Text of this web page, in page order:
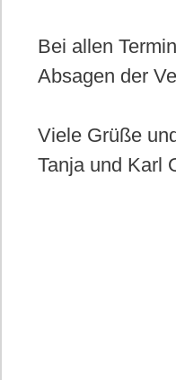
Bei allen
Absagen der
Viele Grüße
Tanja und Karl